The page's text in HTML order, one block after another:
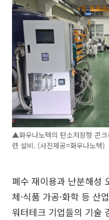
▲화우나노텍의 탄소저장형 콘
련 설비. (사진제공=화우나노텍)
폐수 재이용과 난분해성
체·식품 가공·화학 등 산
워터테크 기업들의 기술